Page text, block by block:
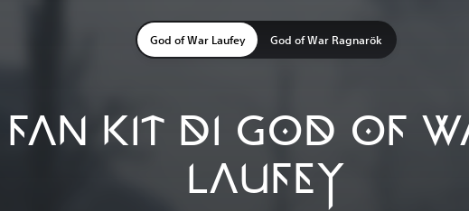
God of War Laufey God of War Ragnarök
FAN KIT DI GOD OF
LAUFEY